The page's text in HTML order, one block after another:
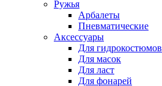
Ружья
Арбалеты
Пневматические
Аксессуары
Для гидрокостюмов
Для масок
Для ласт
Для фонарей